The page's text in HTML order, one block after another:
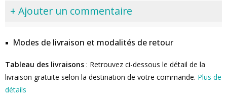
+ Ajouter un commentaire
Modes de livraison et modalités de retour
Tableau des livraisons : Retrouvez ci-dessous le détail de la
livraison gratuite selon la destination de votre commande. Plus de
détails